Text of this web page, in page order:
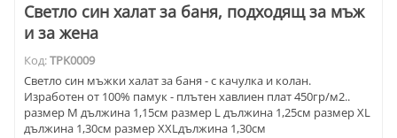
Светло син халат за баня, подходящ за мъж
и за жена
Код:TPK0009
Светло син мъжки халат за баня - с качулка и колан.
Изработен от 100% памук - плътен хавлиен плат 450гр/м2..
размер М дължина 1,15см размер L дължина 1,25см размер XL
дължина 1,30см размер ХXLдължина 1,30см